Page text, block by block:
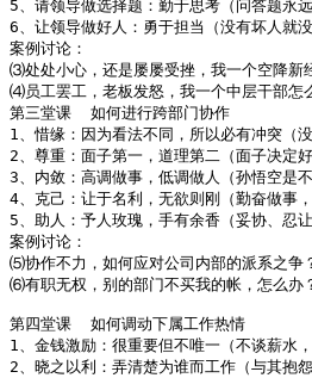
5、请领导做选择题：勤于思考（问答题永远
6、让领导做好人：勇于担当（没有坏人就
案例讨论：
⑶处处小心，还是屡屡受挫，我一个空降新
⑷员工罢工，老板发怒，我一个中层干部怎
第三堂课  如何进行跨部门协作
1、惜缘：因为看法不同，所以必有冲突（
2、尊重：面子第一，道理第二（面子决定
3、内敛：高调做事，低调做人（孙悟空是不
4、克己：让于名利，无欲则刚（勤奋做事，
5、助人：予人玫瑰，手有余香（妥协、忍
案例讨论：
⑸协作不力，如何应对公司内部的派系之争
⑹有职无权，别的部门不买我的帐，怎么办
第四堂课  如何调动下属工作热情
1、金钱激励：很重要但不唯一（不谈薪水
2、晓之以利：弄清楚为谁而工作（与其抱